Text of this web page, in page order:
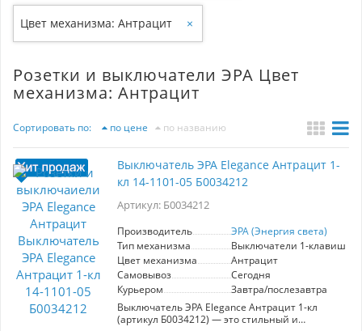
Цвет механизма: Антрацит ×
Розетки и выключатели ЭРА Цвет
механизма: Антрацит
Сортировать по: по цене по названию
Выключатель ЭРА Elegance Антрацит 1-
кл 14-1101-05 Б0034212
Артикул: Б0034212
Производитель
ЭРА (Энергия света)
Тип механизма
Выключатели 1-
Цвет механизма
Антрацит
Самовывоз
Сегодня
Курьером
Завтра/послезавтра
Выключатель ЭРА Elegance Антрацит 1-кл
(артикул Б0034212) — это стильный и